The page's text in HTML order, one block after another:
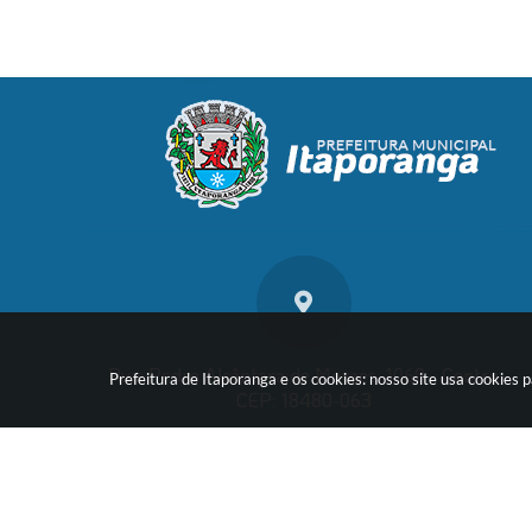
Prefeitura de Itaporanga e os cookies: nosso site usa cookies
Rua: Pedro Alcântara de Moraes, 1060 - Centro